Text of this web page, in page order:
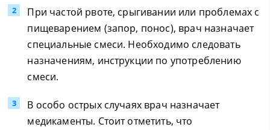
При частой рвоте, срыгивании или проблемах с
пищеварением (запор, понос), врач назначает
специальные смеси. Необходимо следовать
назначениям, инструкции по употреблению
смеси.
В особо острых случаях врач назначает
медикаменты. Стоит отметить, что